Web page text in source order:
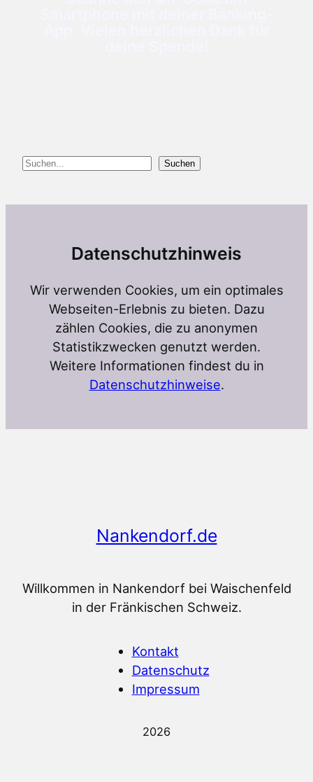
Suchen Suchen
Datenschutzhinweis
Wir verwenden Cookies, um ein optimales
Webseiten-Erlebnis zu bieten. Dazu
zählen Cookies, die zu anonymen
Statistikzwecken genutzt werden.
Weitere Informationen findest du in
Datenschutzhinweise.
Nankendorf.de
Willkommen in Nankendorf bei Waischenfeld
in der Fränkischen Schweiz.
Kontakt
Datenschutz
Impressum
2026